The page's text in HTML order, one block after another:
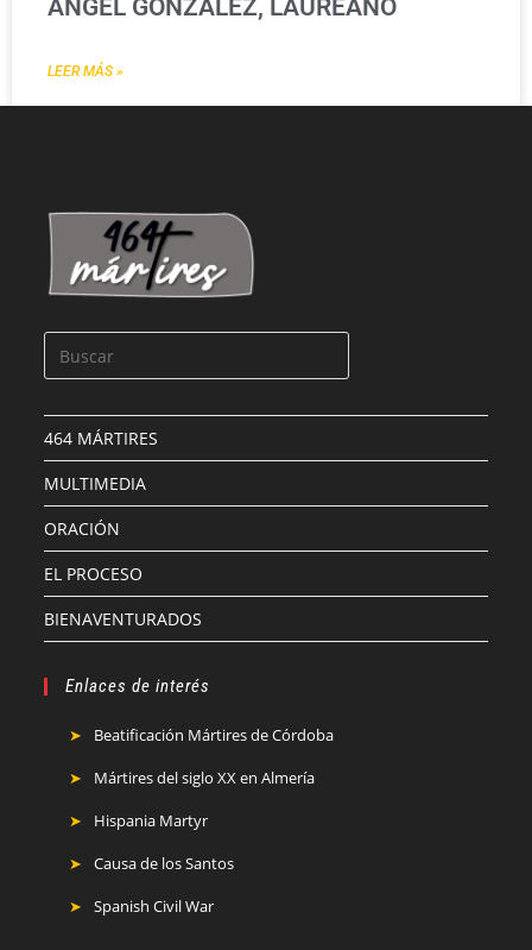
ÁNGEL GONZÁLEZ, LAUREANO
LEER MÁS »
464 MÁRTIRES
MULTIMEDIA
ORACIÓN
EL PROCESO
BIENAVENTURADOS
Enlaces de interés
Beatificación Mártires de Córdoba
Mártires del siglo XX en Almería
Hispania Martyr
Causa de los Santos
Spanish Civil War